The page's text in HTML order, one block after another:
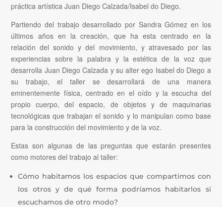
práctica artística Juan Diego Calzada/Isabel do Diego.
Partiendo del trabajo desarrollado por Sandra Gómez en los
últimos años en la creación, que ha esta centrado en la
relación del sonido y del movimiento, y atravesado por las
experiencias sobre la palabra y la estética de la voz que
desarrolla Juan Diego Calzada y su alter ego Isabel do Diego a
su trabajo, el taller se desarrollará de una manera
eminentemente física, centrado en el oído y la escucha del
propio cuerpo, del espacio, de objetos y de maquinarias
tecnológicas que trabajan el sonido y lo manipulan como base
para la construcción del movimiento y de la voz.
Estas son algunas de las preguntas que estarán presentes
como motores del trabajo al taller:
Cómo habitamos los espacios que compartimos con
los otros y de qué forma podríamos habitarlos si
escuchamos de otro modo?